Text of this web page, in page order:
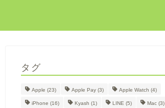
タグ
Apple (23) Apple Pay(3) Apple Watch (4)
iPhone (16) Kyash (1) LINE (5) Mac(3)